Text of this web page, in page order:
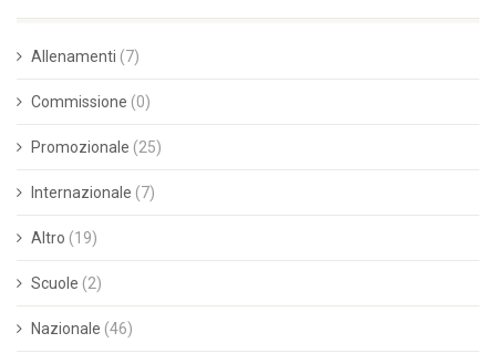
Allenamenti (7)
Commissione (0)
Promozionale (25)
Internazionale (7)
Altro (19)
Scuole (2)
Nazionale (46)